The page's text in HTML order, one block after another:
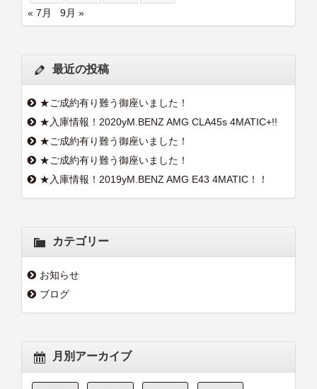
« 7月
9月 »
最近の投稿
★ご成約有り難う御座いました！
★入庫情報！2020yM.BENZ AMG CLA45s 4MATIC+!!
★ご成約有り難う御座いました！
★ご成約有り難う御座いました！
★入庫情報！2019yM.BENZ AMG E43 4MATIC！！
カテゴリー
お知らせ
ブログ
月別アーカイブ